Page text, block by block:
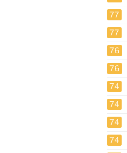
77
77
76
76
74
74
74
74